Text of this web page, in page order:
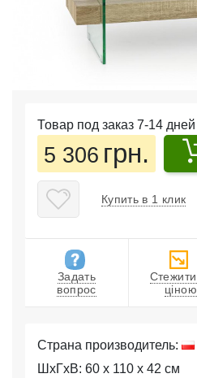
Товар под заказ 7-14 дней
5 306 грн.
Купить в 1 клик
Задать
вопрос
Стежити
ціною
Страна производитель:
ШхГхВ: 60 x 110 x 42 см